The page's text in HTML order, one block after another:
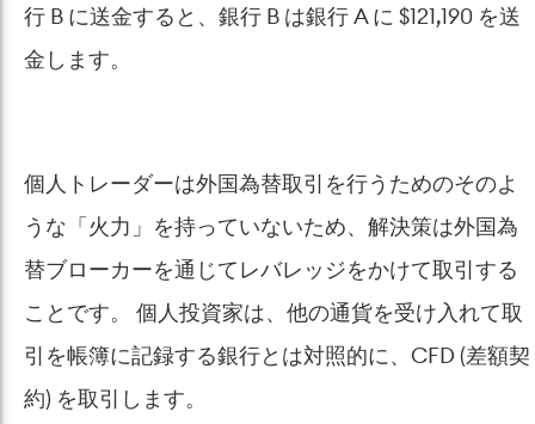
行 B に送金すると、銀行 B は銀行 A に $121,190 を送
金します。
個人トレーダーは外国為替取引を行うためのそのよ
うな「火力」を持っていないため、解決策は外国為
替ブローカーを通じてレバレッジをかけて取引する
ことです。 個人投資家は、他の通貨を受け入れて取
引を帳簿に記録する銀行とは対照的に、CFD (差額契
約) を取引します。